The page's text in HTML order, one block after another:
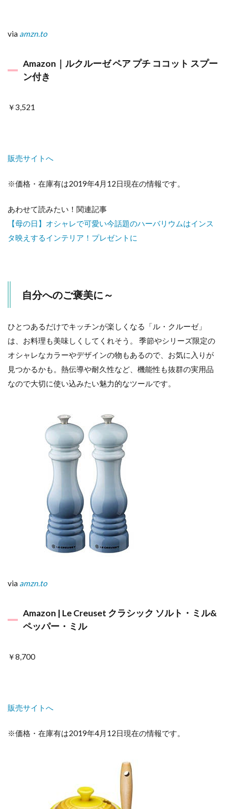
via amzn.to
Amazon｜ルクルーゼ ペア プチ ココット スプー
ン付き
￥3,521
販売サイトへ
※価格・在庫有は2019年4月12日現在の情報です。
あわせて読みたい！関連記事
【母の日】オシャレで可愛い今話題のハーバリウムはインス
タ映えするインテリア！プレゼントに
自分へのご褒美に～
ひとつあるだけでキッチンが楽しくなる「ル・クルーゼ」
は、お料理も美味しくしてくれそう。 季節やシリーズ限定の
オシャレなカラーやデザインの物もあるので、お気に入りが
見つかるかも。熱伝導や耐久性など、機能性も抜群の実用品
なので大切に使い込みたい魅力的なツールです。
via amzn.to
Amazon | Le Creuset クラシック ソルト・ミル&
ペッパー・ミル
￥8,700
販売サイトへ
※価格・在庫有は2019年4月12日現在の情報です。